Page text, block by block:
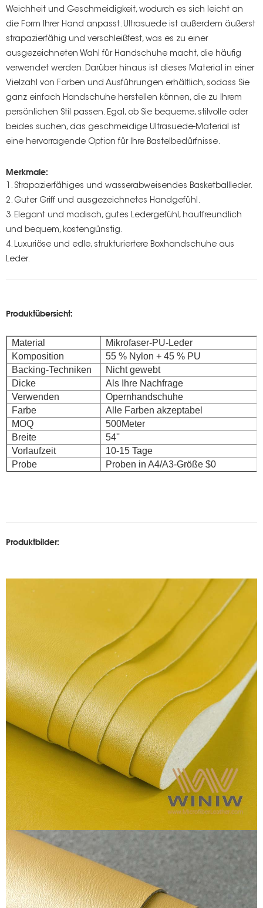
Weichheit und Geschmeidigkeit, wodurch es sich leicht an
die Form Ihrer Hand anpasst. Ultrasuede ist außerdem äußerst
strapazierfähig und verschleißfest, was es zu einer
ausgezeichneten Wahl für Handschuhe macht, die häufig
verwendet werden. Darüber hinaus ist dieses Material in einer
Vielzahl von Farben und Ausführungen erhältlich, sodass Sie
ganz einfach Handschuhe herstellen können, die zu Ihrem
persönlichen Stil passen. Egal, ob Sie bequeme, stilvolle oder
beides suchen, das geschmeidige Ultrasuede-Material ist
eine hervorragende Option für Ihre Bastelbedürfnisse.
Merkmale:
1. Strapazierfähiges und wasserabweisendes Basketballleder.
2. Guter Griff und ausgezeichnetes Handgefühl.
3. Elegant und modisch, gutes Ledergefühl, hautfreundlich
und bequem, kostengünstig.
4. Luxuriöse und edle, strukturiertere Boxhandschuhe aus
Leder.
Produktübersicht:
Material
Mikrofaser-PU-Leder
Komposition
55 % Nylon + 45 % PU
Backing-Techniken
Nicht gewebt
Dicke
Als Ihre Nachfrage
Verwenden
Opernhandschuhe
Farbe
Alle Farben akzeptabel
MOQ
500Meter
Breite
54''
Vorlaufzeit
10-15 Tage
Probe
Proben in A4/A3-Größe $0
Produktbilder: